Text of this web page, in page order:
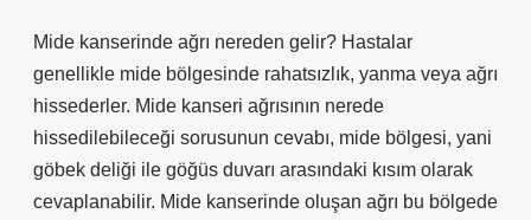
Mide kanserinde ağrı nereden gelir? Hastalar
genellikle mide bölgesinde rahatsızlık, yanma veya ağrı
hissederler. Mide kanseri ağrısının nerede
hissedilebileceği sorusunun cevabı, mide bölgesi, yani
göbek deliği ile göğüs duvarı arasındaki kısım olarak
cevaplanabilir. Mide kanserinde oluşan ağrı bu bölgede